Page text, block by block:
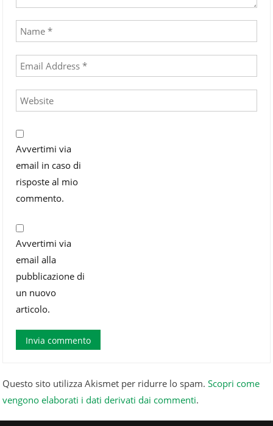
Avvertimi via
email in caso di
risposte al mio
commento.
Avvertimi via
email alla
pubblicazione di
un nuovo
articolo.
Questo sito utilizza Akismet per ridurre lo spam.Scopri come
vengono elaborati i dati derivati dai commenti.